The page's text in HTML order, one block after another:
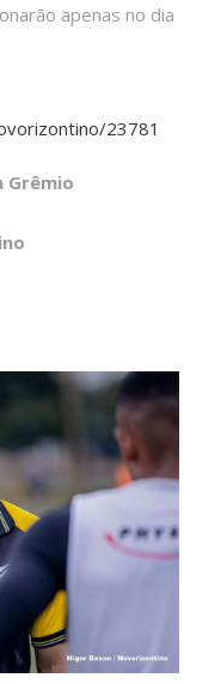
apenas no dia
23781
Grêmio